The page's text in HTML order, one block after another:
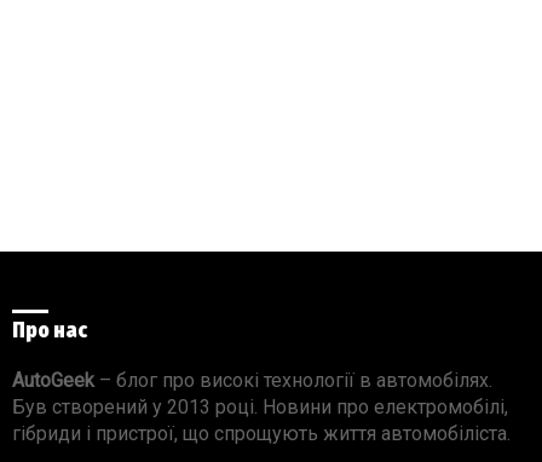
Про нас
AutoGeek– блог про високі технології в автомобілях.
Був створений у 2013 році. Новини про електромобілі,
гібриди і пристрої, що спрощують життя автомобіліста.